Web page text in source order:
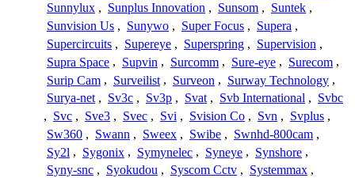
Sunnylux , Sunplus Innovation , Sunsom , Suntek ,
Sunvision Us , Sunywo , Super Focus , Supera ,
Supercircuits , Supereye , Superspring , Supervision ,
Supra Space , Supvin , Surcomm , Sure-eye , Surecom ,
Surip Cam , Surveilist , Surveon , Surway Technology ,
Surya-net , Sv3c , Sv3p , Svat , Svb International , Svbc
, Svc , Sve3 , Svec , Svi , Svision Co , Svn , Svplus ,
Sw360 , Swann , Sweex , Swibe , Swnhd-800cam ,
Sy2l , Sygonix , Symynelec , Syneye , Synshore ,
Syny-snc , Syokudou , Syscom Cctv , Systemmax ,